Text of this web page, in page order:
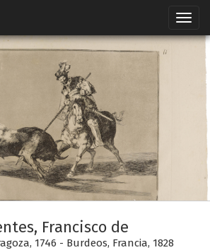
Francisco de
1746 - Burdeos, Francia, 1828